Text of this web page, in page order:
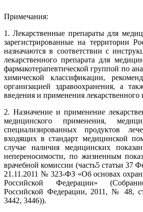
Примечания:
1. Лекарственные препараты для
зарегистрированные на территории
назначаются в соответствии с
лекарственного препарата для
фармакотерапевтической группой по
химической классификации,
организацией здравоохранения, а
введения и применения лекарственного
2. Назначение и применение
медицинского применения,
специализированных продуктов
входящих в стандарт медицинской
случае наличия медицинских
непереносимости, по жизненным
врачебной комиссии (часть5 статьи 37
21.11.2011 № 323-ФЗ «Об основах
Российской Федерации» (Собрание
Российской Федерации, 2011, № 48,
3442, 3446)).